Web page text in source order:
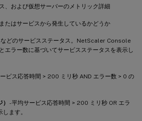
、および仮想サーバーのメトリック詳細
たはサービスから発生しているかどうか
などのサービスステータス。NetScaler Console
エラー数に基づいてサービスステータスを表示し
ビス応答時間 > 200 ミリ秒 AND エラー数 > 0 の
- 平均サービス応答時間 > 200 ミリ秒 OR エラ
ます。